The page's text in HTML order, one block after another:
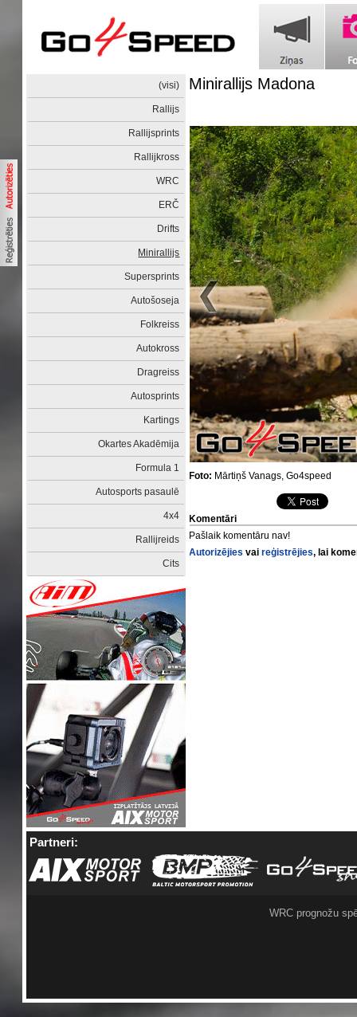
(visi)
Rallijs
Rallijsprints
Rallijkross
WRC
ERČ
Drifts
Minirallijs
Supersprints
Autošoseja
Folkreiss
Autokross
Dragreiss
Autosprints
Kartings
Okartes Akadēmija
Formula 1
Autosports pasaulē
4x4
Rallijreids
Cits
Minirallijs Madona
Foto: Mārtiņš Vanags, Go4speed
Komentāri
Pašlaik komentāru nav!
Autorizējies vaireģistrējies, lai
Partneri:
WRC prognožu